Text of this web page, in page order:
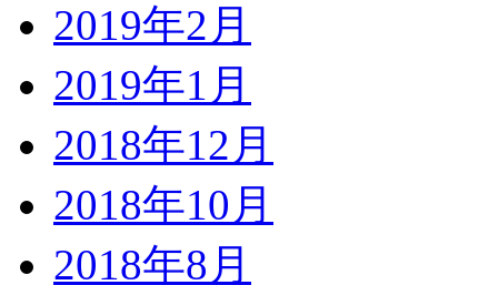
2019年2月
2019年1月
2018年12月
2018年10月
2018年8月